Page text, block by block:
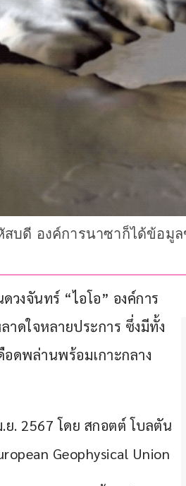
บดี องค์การนาซาก็ได้ข้อมู
วงจันทร์ “ไอโอ” องค์การ
ดใจหลายประการ ซึ่งมีทั้ง
อดพล่านพร้อมเกาะกลาง
ย. 2567 โดย สกอตต์ โบลตัน
Geophysical Union